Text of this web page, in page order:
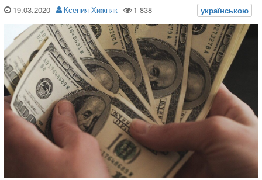
19.03.2020 Ксения Хижняк